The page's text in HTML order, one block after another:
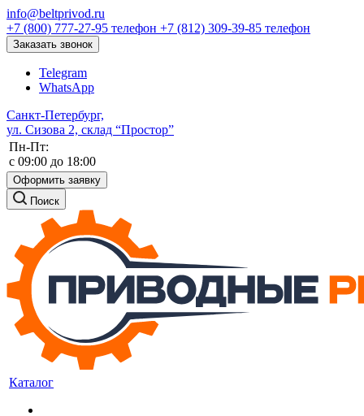
info@beltprivod.ru
+7 (800) 777-27-95 телефон +7 (812) 309-39-85 телефон
Заказать звонок
Telegram
WhatsApp
Санкт-Петербург,
ул. Сизова 2, склад “Простор”
Пн-Пт:
c 09:00 до 18:00
Оформить заявку
Поиск
Каталог